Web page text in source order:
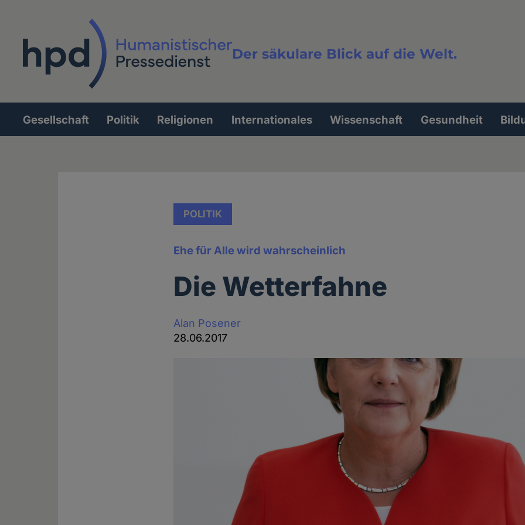
Der säkulare Blick auf die Welt.
Volltextsuche
Hauptnavigation
Gesellschaft Politik Religionen Internationales Wissenschaft Gesundheit
POLITIK
Ehe für Alle wird wahrscheinlich
Die Wetterfahne
Alan Posener
28.06.2017